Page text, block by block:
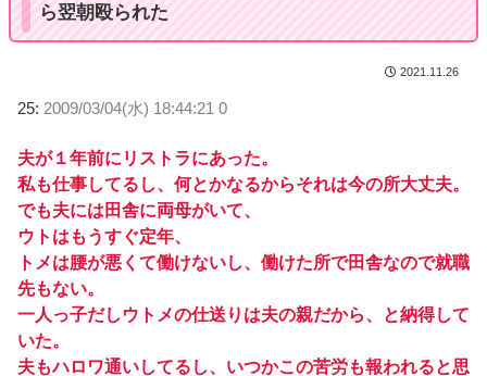
ら翌朝殴られた
2021.11.26
25: 2009/03/04(水) 18:44:21 0
夫が１年前にリストラにあった。
私も仕事してるし、何とかなるからそれは今の所大丈夫。
でも夫には田舎に両母がいて、
ウトはもうすぐ定年、
トメは腰が悪くて働けないし、働けた所で田舎なので就職
先もない。
一人っ子だしウトメの仕送りは夫の親だから、と納得して
いた。
夫もハロワ通いしてるし、いつかこの苦労も報われると思